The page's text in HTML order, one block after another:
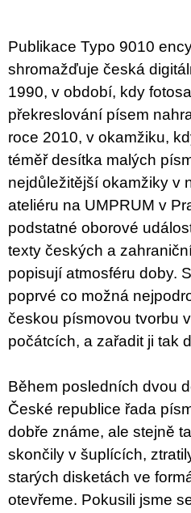
Publikace Typo 9010
shromažďuje česká
1990, v období, kdy
překreslování písem
roce 2010, v okamžiku,
téměř desítka malých
nejdůležitější okamžiky v
ateliéru na UMPRUM v
podstatné oborové
texty českých a
popisují atmosféru doby.
poprvé co možná
českou písmovou tvorbu
počátcích, a zařadit ji tak
Během posledních dvou
České republice řada
dobře známe, ale stejně
skončily v šuplících,
starých disketách ve
otevřeme. Pokusili jsme
m
e
PŘIŠEL
ČAS
NA
DRUHOU
:
SMĚNU
VÝBĚR
Z
TEXTŮ
2022 –
2025
350
Kč